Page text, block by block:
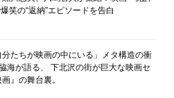
笑の“返納”エピソードを告白
分たちが映画の中にいる」メタ構造の衝
海が語る、 下北沢の街が巨大な映画セ
』の舞台裏。